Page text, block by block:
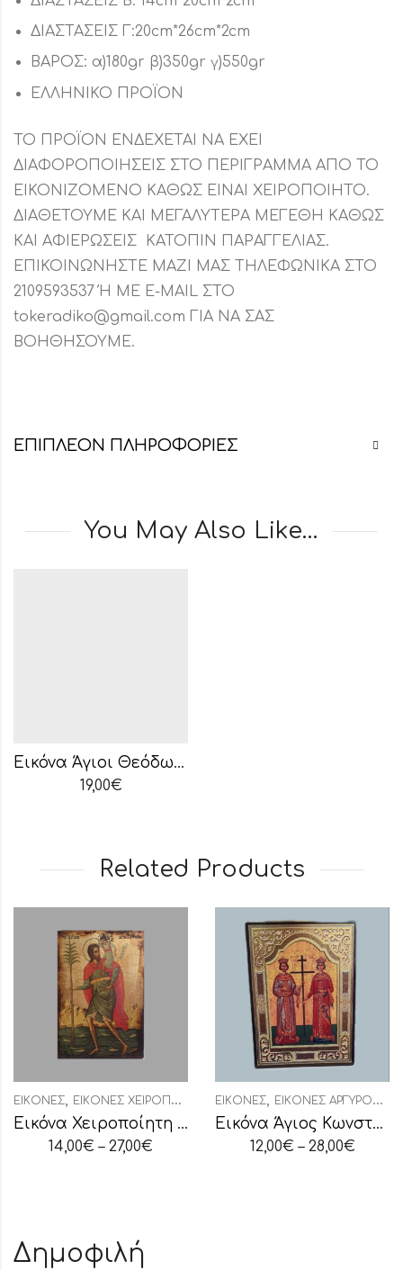
ΔΙΑΣΤΑΣΕΙΣ Γ:20cm*26cm*2cm
ΒΑΡΟΣ: α)180gr β)350gr γ)550gr
ΕΛΛΗΝΙΚΟ ΠΡΟΪΟΝ
ΤΟ ΠΡΟΪΟΝ ΕΝΔΕΧΕΤΑΙ ΝΑ ΕΧΕΙ
ΔΙΑΦΟΡΟΠΟΙΗΣΕΙΣ ΣΤΟ ΠΕΡΙΓΡΑΜΜΑ ΑΠΟ ΤΟ
ΕΙΚΟΝΙΖΟΜΕΝΟ ΚΑΘΩΣ ΕΙΝΑΙ ΧΕΙΡΟΠΟΙΗΤΟ.
ΔΙΑΘΕΤΟΥΜΕ ΚΑΙ ΜΕΓΑΛΥΤΕΡΑ ΜΕΓΕΘΗ ΚΑΘΩΣ
ΚΑΙ ΑΦΙΕΡΩΣΕΙΣ ΚΑΤΟΠΙΝ ΠΑΡΑΓΓΕΛΙΑΣ.
ΕΠΙΚΟΙΝΩΝΗΣΤΕ ΜΑΖΙ ΜΑΣ ΤΗΛΕΦΩΝΙΚΑ ΣΤΟ
2109593537 Ή ΜΕ E-MAIL ΣΤΟ
tokeradiko@gmail.com ΓΙΑ ΝΑ ΣΑΣ
ΒΟΗΘΗΣΟΥΜΕ.
ΕΠΙΠΛΈΟΝ ΠΛΗΡΟΦΟΡΊΕΣ
You May Also Like…
Εικόνα Άγιοι Θεόδωροι – 1418
19,00€
Related Products
ΕΙΚΌΝΕΣ ΕΙΚΌΝΕΣ ΧΕΙΡΟΠΟΊΗΤΕΣ
Εικόνα Χειροποίητη “Άγιος Χριστόφορος”
14,00€ – 27,00€
ΕΙΚΌΝΕΣ ΕΙΚΌΝΕΣ ΑΡΓΥΡΟΧΡΥΣΟΤΥΠΊΑ
Εικόνα Άγιος Κωνσταντίνος-Αγία Ελένη
12,00€ – 28,00€
Δημοφιλή